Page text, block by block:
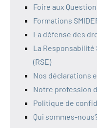
Foire aux
Formations
La défense des
La
(RSE)
Nos déclarations
Notre profession
Politique de
Qui sommes-